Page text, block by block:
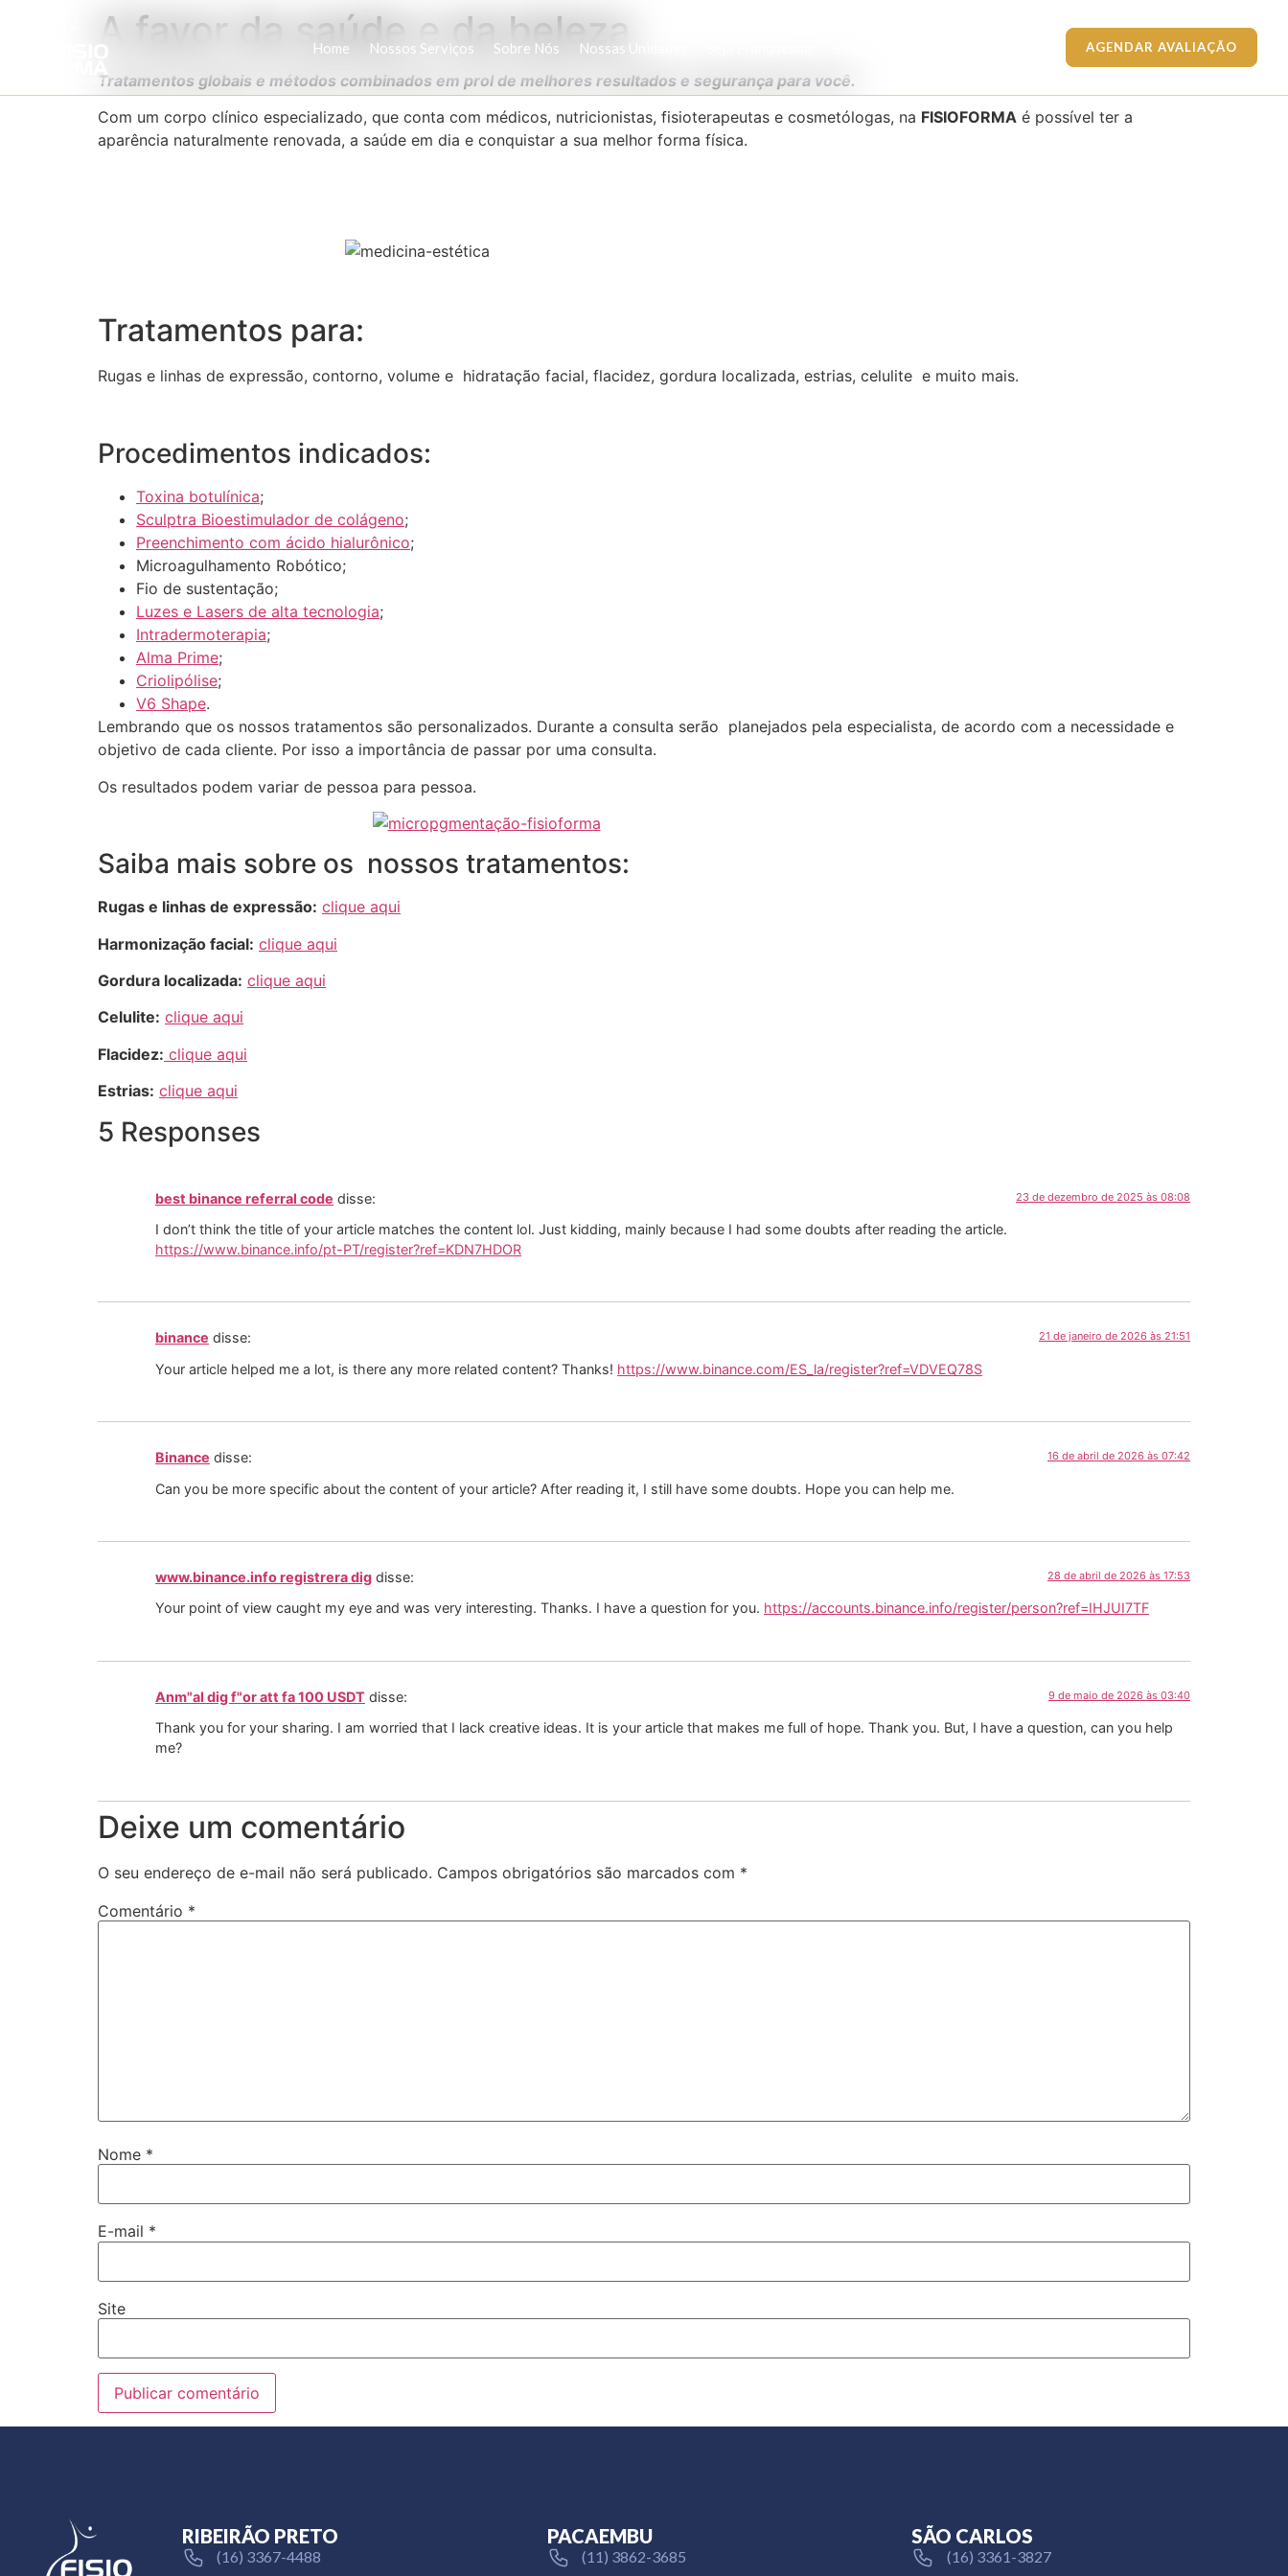
Home Nossos Serviços Sobre Nós Nossas Unidades AGENDAR AVALIAÇÃO
A favor da saúde e da beleza
Tratamentos globais e métodos combinados em prol de melhores resultados e segurança para você.
Com um corpo clínico especializado, que conta com médicos, nutricionistas, fisioterapeutas e cosmetólogas, na FISIOFORMA é possível ter a
aparência naturalmente renovada, a saúde em dia e conquistar a sua melhor forma física.
Tratamentos para:
Rugas e linhas de expressão, contorno, volume e hidratação facial, flacidez, gordura localizada, estrias, celulite e muito mais.
Procedimentos indicados:
Toxina botulínica;
Sculptra Bioestimulador de colágeno;
Preenchimento com ácido hialurônico;
Microagulhamento Robótico;
Fio de sustentação;
Luzes e Lasers de alta tecnologia;
Intradermoterapia;
Alma Prime;
Criolipólise;
V6 Shape.
Lembrando que os nossos tratamentos são personalizados. Durante a consulta serão planejados pela especialista, de acordo com a necessidade e
objetivo de cada cliente. Por isso a importância de passar por uma consulta.
Os resultados podem variar de pessoa para pessoa.
Saiba mais sobre os nossos tratamentos:
Rugas e linhas de expressão: clique aqui
Harmonização facial: clique aqui
Gordura localizada: clique aqui
Celulite: clique aqui
Flacidez: clique aqui
Estrias: clique aqui
5 Responses
best binance referral code disse: 23 de dezembro de 2025 às 08:08
I don’t think the title of your article matches the content lol. Just kidding, mainly because I had some doubts after reading the article.
https://www.binance.info/pt-PT/register?ref=KDN7HDOR
binance disse: 21 de janeiro de 2026 às 21:51
Your article helped me a lot, is there any more related content? Thanks! https://www.binance.com/ES_la/register?ref=VDVEQ78S
Binance disse: 16 de abril de 2026 às 07:42
Can you be more specific about the content of your article? After reading it, I still have some doubts. Hope you can help me.
www.binance.info registrera dig disse: 28 de abril de 2026 às 17:53
Your point of view caught my eye and was very interesting. Thanks. I have a question for you. https://accounts.binance.info/register/person?ref=IHJUI7TF
Anm"al dig f"or att fa 100 USDT disse: 9 de maio de 2026 às 03:40
Thank you for your sharing. I am worried that I lack creative ideas. It is your article that makes me full of hope. Thank you. But, I have a question, can you help
me?
Deixe um comentário
O seu endereço de e-mail não será publicado. Campos obrigatórios são marcados com *
Comentário *
Nome *
E-mail *
Site
RIBEIRÃO PRETO
(16) 3367-4488
PACAEMBU
(11) 3862-3685
SÃO CARLOS
(16) 3361-3827